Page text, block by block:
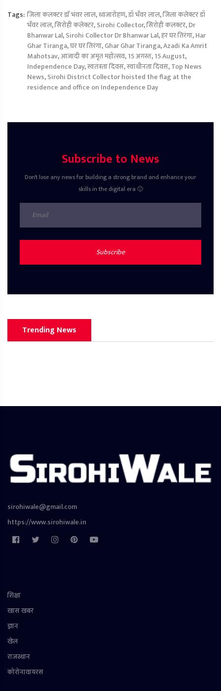
Tags: जिला कलक्टर डाॅ भंवर लाल,ध्वजारोहण,डॉ भँवर लाल,जिला कलेक्टर डॉ
भँवर लाल,सिरोही कलेक्टर,Sirohi Collector,सिरोही कलक्टर,Dr
Bhanwar Lal,Sirohi Collector Dr Bhanwar Lal,हर घर तिरंगा,Har
Ghar Tiranga,घर घर तिरंगा,Ghar Ghar Tiranga,Azadi Ka Amrit
Mahotsav,आजादी का अमृत महोत्सव,15 अगस्त,15 August,
Independence Day,स्वतंत्रता दिवस,स्वाधीनता दिवस,Top News
News,Sirohi District Collector hoisted the flag at the
residence and office on Independence Day
Subscribe to News
Don't lose any news for building a strong brand and enhance your
skills in the digital era 🙂
Subscribe
Trending News
sirohiwale@gmail.com
https://www.sirohiwale.in
शिक्षा
खास खबर
ज्ञान
खेल
राजस्थान
कोरोनावायरस